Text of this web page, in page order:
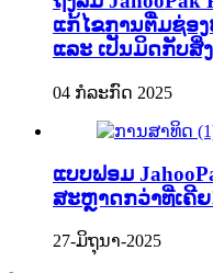
ແກ້ໄຂການຕື່ມຊ່ອ
ແລະ ເປັນມິດກັບສິ່
04 ກໍລະກົດ 2025
ແບບຟອມ
ສະຫຼາດກວ່າທີ່ເຄີ
27-ມິຖຸນາ-2025